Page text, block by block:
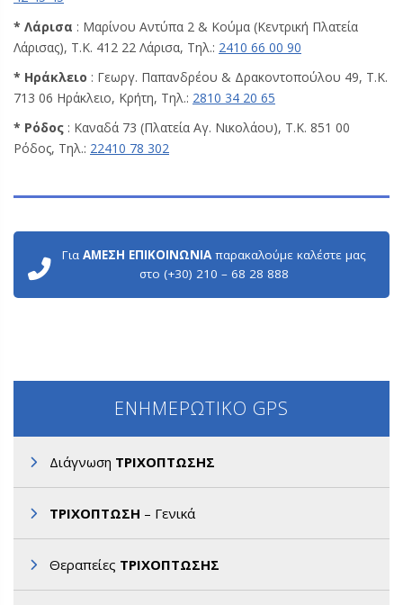
* Λάρισα : Μαρίνου Αντύπα 2 & Κούμα (Κεντρική Πλατεία
Λάρισας), Τ.Κ. 412 22 Λάρισα, Τηλ.: 2410 66 00 90
* Ηράκλειο : Γεωργ. Παπανδρέου & Δρακοντοπούλου 49, Τ.Κ.
713 06 Ηράκλειο, Κρήτη, Τηλ.: 2810 34 20 65
* Ρόδος : Καναδά 73 (Πλατεία Αγ. Νικολάου), Τ.Κ. 851 00
Ρόδος, Τηλ.: 22410 78 302
Για ΑΜΕΣΗ ΕΠΙΚΟΙΝΩΝΙΑπαρακαλούμε καλέστε μας
στο (+30) 210 – 68 28 888
ΕΝΗΜΕΡΩΤΙΚΟ GPS
Διάγνωση ΤΡΙΧΟΠΤΩΣΗΣ
ΤΡΙΧΟΠΤΩΣΗ – Γενικά
Θεραπείες ΤΡΙΧΟΠΤΩΣΗΣ